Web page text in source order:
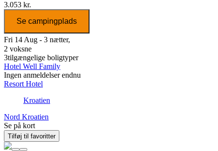
3.053 kr.
Se campingplads
Fri 14 Aug - 3 nætter,
2 voksne
3tilgængelige boligtyper
Hotel Well Family
Ingen anmeldelser endnu
Resort Hotel
Kroatien
Nord Kroatien
Se på kort
Tilføj til favoritter